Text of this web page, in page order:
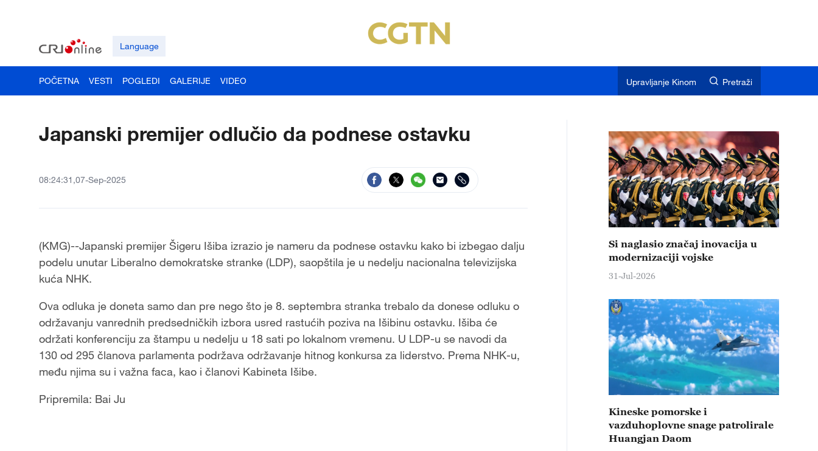
Language
POČETNA VESTI POGLEDI GALERIJE VIDEO Upravljanje Kinom Pretraži
Japanski premijer odlučio da podnese ostavku
08:24:31,07-Sep-2025
(KMG)--Japanski premijer Šigeru Išiba izrazio je nameru da podnese ostavku kako bi izbegao dalju
podelu unutar Liberalno demokratske stranke (LDP), saopštila je u nedelju nacionalna televizijska
kuća NHK.
Ova odluka je doneta samo dan pre nego što je 8. septembra stranka trebalo da donese odluku o
održavanju vanrednih predsedničkih izbora usred rastućih poziva na Išibinu ostavku. Išiba će
održati konferenciju za štampu u nedelju u 18 sati po lokalnom vremenu. U LDP-u se navodi da
130 od 295 članova parlamenta podržava održavanje hitnog konkursa za liderstvo. Prema NHK-u,
među njima su i važna faca, kao i članovi Kabineta Išibe.
Pripremila: Bai Ju
Si naglasio značaj inovacija u
modernizaciji vojske
31-Jul-2026
Kineske pomorske i
vazduhoplovne snage patrolirale
Huangjan Daom